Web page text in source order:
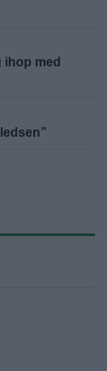
ihop med